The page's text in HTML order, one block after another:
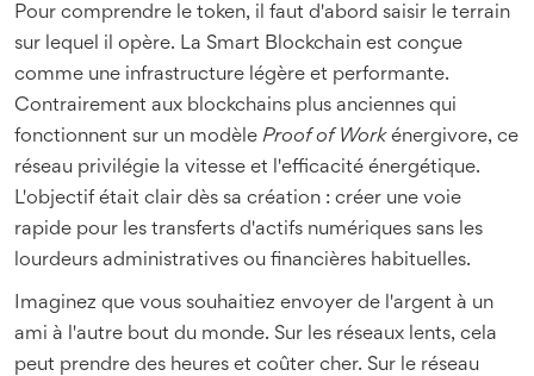
Pour comprendre le token, il faut d'abord saisir le terrain
sur lequel il opère. La Smart Blockchain est conçue
comme une infrastructure légère et performante.
Contrairement aux blockchains plus anciennes qui
fonctionnent sur un modèle Proof of Workénergivore, ce
réseau privilégie la vitesse et l'efficacité énergétique.
L'objectif était clair dès sa création : créer une voie
rapide pour les transferts d'actifs numériques sans les
lourdeurs administratives ou financières habituelles.
Imaginez que vous souhaitiez envoyer de l'argent à un
ami à l'autre bout du monde. Sur les réseaux lents, cela
peut prendre des heures et coûter cher. Sur le réseau